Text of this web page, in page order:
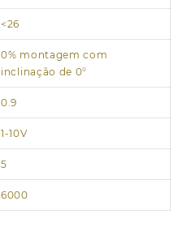
<26
0% montagem com
inclinação de 0°
0.9
1-10V
5
6000